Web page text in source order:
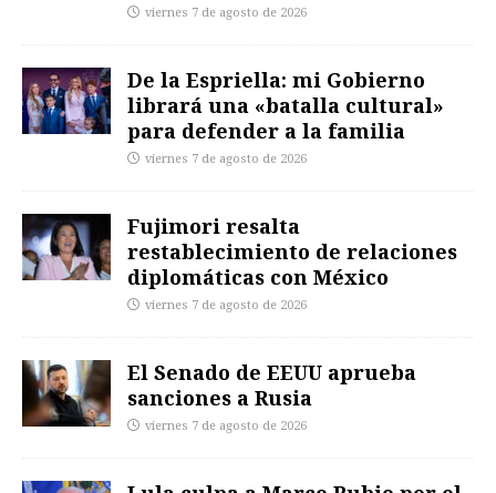
viernes 7 de agosto de 2026
De la Espriella: mi Gobierno
librará una «batalla cultural»
para defender a la familia
viernes 7 de agosto de 2026
Fujimori resalta
restablecimiento de relaciones
diplomáticas con México
viernes 7 de agosto de 2026
El Senado de EEUU aprueba
sanciones a Rusia
viernes 7 de agosto de 2026